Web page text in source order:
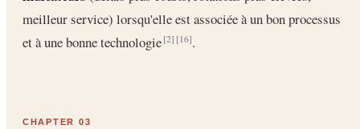
meilleur service) lorsqu'elle est associée à un bon processus
et à une bonne technologie[2] [16].